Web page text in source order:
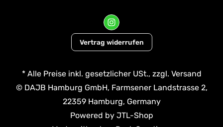
Vertrag widerrufen
*Alle Preise inkl. gesetzlicher USt., zzgl. Versand
© DAJB Hamburg GmbH, Farmsener Landstrasse 2,
22359 Hamburg, Germany
Powered by JTL-Shop